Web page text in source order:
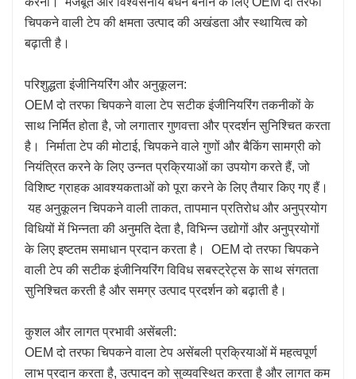
चिपकने वाली टेप की क्षमता उत्पाद की अखंडता और स्थायित्व को
बढ़ाती है।
परिशुद्धता इंजीनियरिंग और अनुकूलन:
OEM दो तरफा चिपकने वाला टेप सटीक इंजीनियरिंग तकनीकों के
साथ निर्मित होता है, जो लगातार गुणवत्ता और प्रदर्शन सुनिश्चित करता
है। निर्माता टेप की मोटाई, चिपकने वाले गुणों और बैकिंग सामग्री को
नियंत्रित करने के लिए उन्नत प्रक्रियाओं का उपयोग करते हैं, जो
विशिष्ट ग्राहक आवश्यकताओं को पूरा करने के लिए तैयार किए गए हैं।
यह अनुकूलन चिपकने वाली ताकत, तापमान प्रतिरोध और अनुप्रयोग
विधियों में भिन्नता की अनुमति देता है, विभिन्न उद्योगों और अनुप्रयोगों
के लिए इष्टतम समाधान प्रदान करता है। OEM दो तरफा चिपकने
वाली टेप की सटीक इंजीनियरिंग विविध सबस्ट्रेट्स के साथ संगतता
सुनिश्चित करती है और समग्र उत्पाद प्रदर्शन को बढ़ाती है।
कुशल और लागत प्रभावी असेंबली:
OEM दो तरफा चिपकने वाला टेप असेंबली प्रक्रियाओं में महत्वपूर्ण
लाभ प्रदान करता है, उत्पादन को सुव्यवस्थित करता है और लागत कम